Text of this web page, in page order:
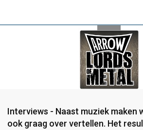
Interviews - Naast muziek maken
ook graag over vertellen. Het